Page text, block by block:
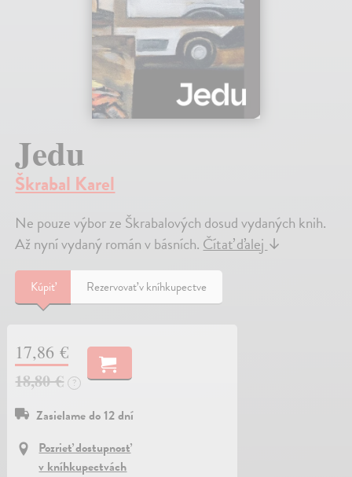
Jedu
Škrabal Karel
Ne pouze výbor ze Škrabalových dosud vydaných knih.
Až nyní vydaný román v básních. Čítať ďalej ↓
Kúpiť Rezervovať v kníhkupectve
17,86 €
18,80 €
?
Zasielame do 12 dní
Pozrieť dostupnosť
v kníhkupectvách